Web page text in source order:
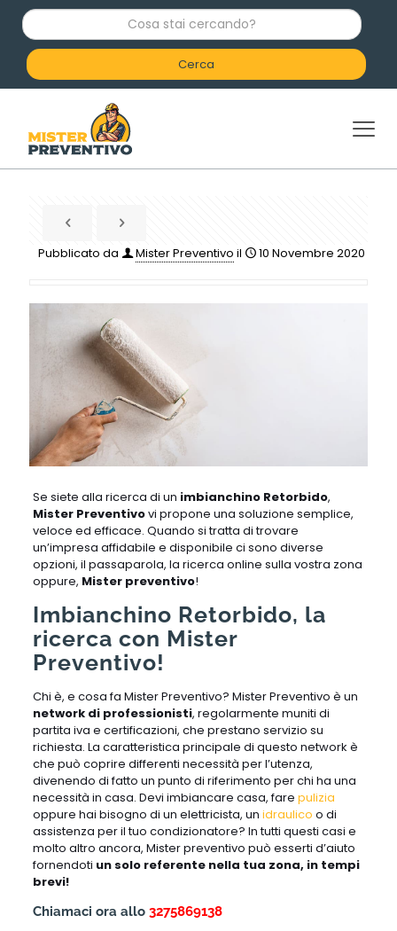
C
o
a
c
e
Pubblicato da Mister Preventivo il 10 Novembre 2020
Se siete alla ricerca di un imbianchino Retorbido,
Mister Preventivovi propone una soluzione semplice,
veloce ed efficace. Quando si tratta di trovare
un’impresa affidabile e disponibile ci sono diverse
opzioni, il passaparola, la ricerca online sulla vostra zona
oppure, Mister preventivo!
Imbianchino Retorbido, la
ricerca con Mister
Preventivo!
Chi è, e cosa fa Mister Preventivo? Mister Preventivo è un
network di professionisti, regolarmente muniti di
partita iva e certificazioni, che prestano servizio su
richiesta. La caratteristica principale di questo network è
che può coprire differenti necessità per l’utenza,
divenendo di fatto un punto di riferimento per chi ha una
necessità in casa. Devi imbiancare casa, fare pulizia
oppure hai bisogno di un elettricista, un idraulico o di
assistenza per il tuo condizionatore? In tutti questi casi e
molto altro ancora, Mister preventivo può esserti d’aiuto
fornendoti un solo referente nella tua zona, in tempi
brevi!
Chiamaci ora allo 3275869138